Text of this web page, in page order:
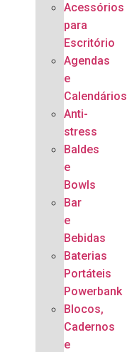
Acessórios
para
Escritório
Agendas
e
Calendários
Anti-
stress
Baldes
e
Bowls
Bar
e
Bebidas
Baterias
Portáteis
Powerbank
Blocos,
Cadernos
e